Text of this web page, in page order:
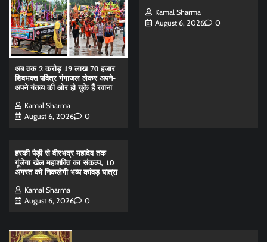
अब तक 2 करोड़ 19 लाख 70 हजार
शिवभक्त पवित्र गंगाजल लेकर अपने-
अपने गंतव्य की ओर हो चुके हैं रवाना
Kamal Sharma
August 6, 2026
0
Kamal Sharma
August 6, 2026
0
हरकी पैड़ी से वीरभद्र महादेव तक
गूंजेगा खेल महाशक्ति का संकल्प, 10
अगस्त को निकलेगी भव्य कांवड़ यात्रा
Kamal Sharma
August 6, 2026
0